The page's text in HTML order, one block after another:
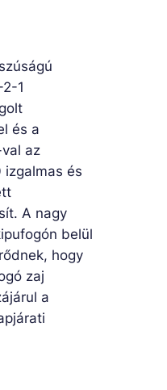
1
és a
az
izgalmas és
A nagy
belül
hogy
zaj
a